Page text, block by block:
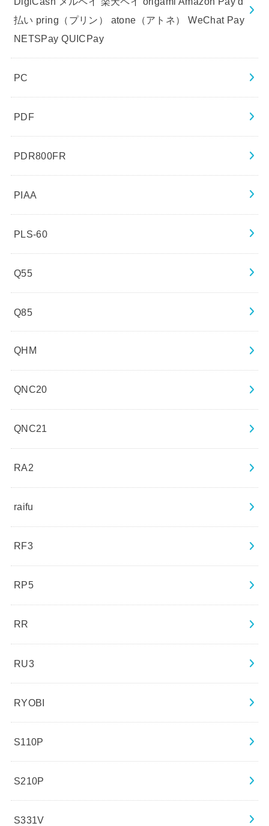
払い pring（プリン） atone（アトネ） WeChat Pay
NETSPay QUICPay
PC
PDF
PDR800FR
PIAA
PLS-60
Q55
Q85
QHM
QNC20
QNC21
RA2
raifu
RF3
RP5
RR
RU3
RYOBI
S110P
S210P
S331V